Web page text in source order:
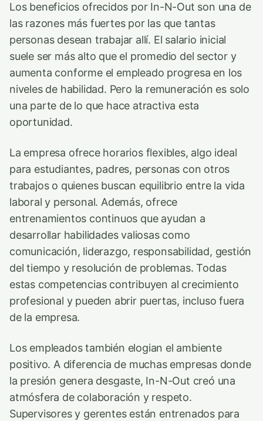
Los beneficios ofrecidos por In-N-Out son una de
las razones más fuertes por las que tantas
personas desean trabajar allí. El salario inicial
suele ser más alto que el promedio del sector y
aumenta conforme el empleado progresa en los
niveles de habilidad. Pero la remuneración es solo
una parte de lo que hace atractiva esta
oportunidad.
La empresa ofrece horarios flexibles, algo ideal
para estudiantes, padres, personas con otros
trabajos o quienes buscan equilibrio entre la vida
laboral y personal. Además, ofrece
entrenamientos continuos que ayudan a
desarrollar habilidades valiosas como
comunicación, liderazgo, responsabilidad, gestión
del tiempo y resolución de problemas. Todas
estas competencias contribuyen al crecimiento
profesional y pueden abrir puertas, incluso fuera
de la empresa.
Los empleados también elogian el ambiente
positivo. A diferencia de muchas empresas donde
la presión genera desgaste, In-N-Out creó una
atmósfera de colaboración y respeto.
Supervisores y gerentes están entrenados para